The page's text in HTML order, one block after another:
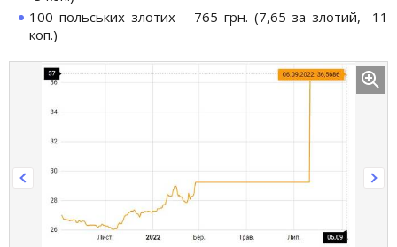
100 польських злотих – 765 грн. (7,65 за злотий, -11
коп.)